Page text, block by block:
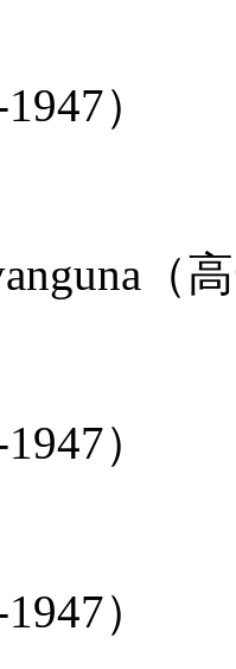
）
（
）
）